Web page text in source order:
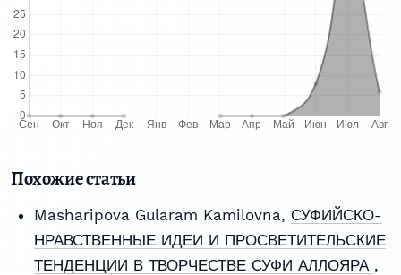
Похожие статьи
Masharipova Gularam Kamilovna, СУФИЙСКО-
НРАВСТВЕННЫЕ ИДЕИ И ПРОСВЕТИТЕЛЬСКИЕ
ТЕНДЕНЦИИ В ТВОРЧЕСТВЕ СУФИ АЛЛОЯРА ,